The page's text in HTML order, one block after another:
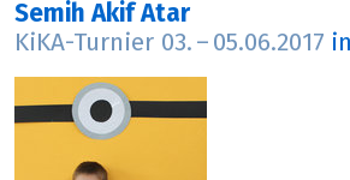
Semih Akif Atar
KiKA-Turnier 03. – 05.06.2017